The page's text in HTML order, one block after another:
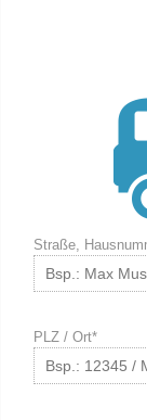
Straße,
PLZ / Ort*